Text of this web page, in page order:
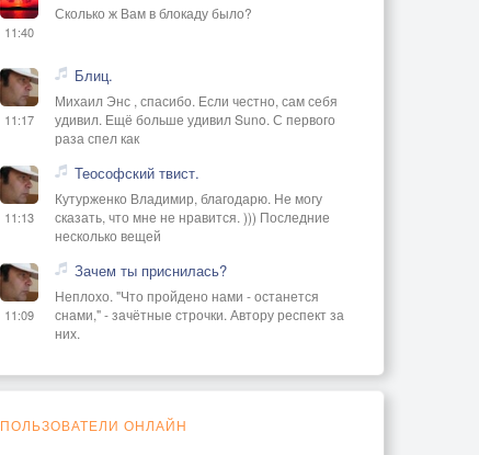
11:40
Сколько ж Вам в блокаду было?
11:17
Блиц.
Михаил Энс , спасибо. Если честно, сам себя
удивил. Ещё больше удивил Suno. С первого
раза спел как
11:13
Теософский твист.
Кутурженко Владимир, благодарю. Не могу
сказать, что мне не нравится. ))) Последние
несколько вещей
11:09
Зачем ты приснилась?
Неплохо. "Что пройдено нами - останется
снами," - зачётные строчки. Автору респект за
них.
ПОЛЬЗОВАТЕЛИ ОНЛАЙН